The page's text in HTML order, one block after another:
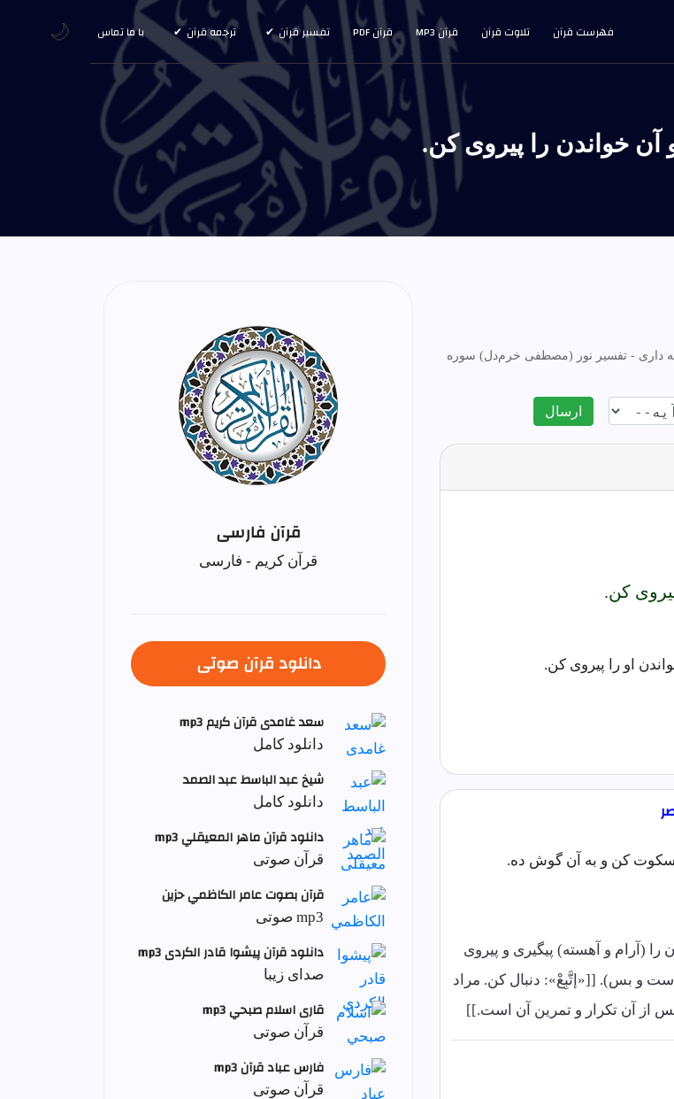
فهرست قرآن تلاوت قرآن قرآن MP3 قرآن PDF تفسیر قرآن ترجمه قرآن با ما تماس
داری - تفسیر نور (مصطفی خرم‌دل) سوره
ارسال
كن.
او را پیروی کن.
سکوت کن و به آن گوش ده.
(آرام و آهسته) پیگیری و پیروی
و بس). [[«إتَّبِعْ»: دنبال کن. مراد
از آن تکرار و تمرین آن است.]]
قرآن فارسی
قرآن کریم - فارسی
دانلود قرآن صوتی
سعد غامدی قرآن کریم mp3
دانلود کامل
شيخ عبد الباسط عبد الصمد
دانلود کامل
دانلود قرآن ماهر المعيقلي mp3
قرآن صوتی
قرآن بصوت عامر الكاظمي حزين
mp3 صوتی
دانلود قرآن پیشوا قادر الکردی mp3
صدای زیبا
قاری اسلام صبحي mp3
قرآن صوتی
فارس عباد قرآن mp3
قرآن صوتی
🌙